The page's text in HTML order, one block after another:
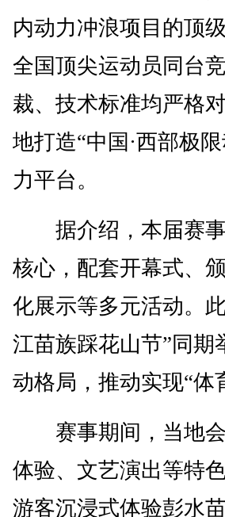
内动力冲浪项目的顶
全国顶尖运动员同台
裁、技术标准均严格
地打造“中国·西部极
力平台。
据介绍，本届赛事
核心，配套开幕式、
化展示等多元活动。
江苗族踩花山节”同期
动格局，推动实现“体
赛事期间，当地会
体验、文艺演出等特
游客沉浸式体验彭水